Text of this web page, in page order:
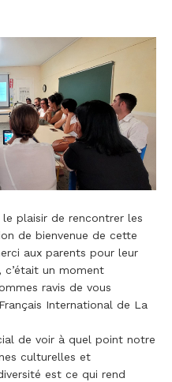
plaisir de rencontrer les
de bienvenue de cette
aux parents pour leur
c’était un moment
ravis de vous
International de La
de voir à quel point notre
culturelles et
est ce qui rend